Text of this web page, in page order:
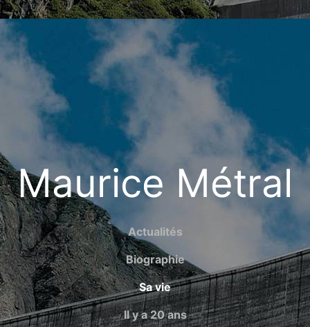
Maurice Métral
Actualités
Biographie
Sa vie
Il y a 20 ans